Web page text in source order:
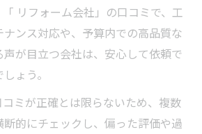
リフォーム会社」の口コミで、工
ンス対応や、予算内での高品質な
が目立つ会社は、安心して依頼で
ょう。
ミが正確とは限らないため、複数
断的にチェックし、偏った評価や過